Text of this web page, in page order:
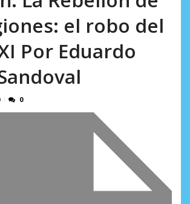
el robo del
Por Eduardo
0